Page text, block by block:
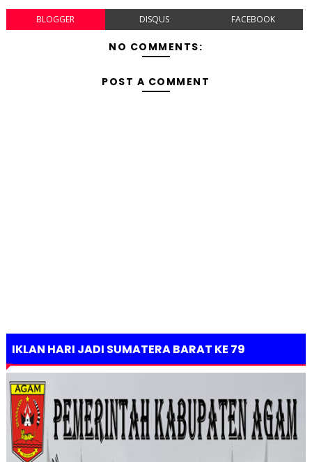
BLOGGER DISQUS FACEBOOK
NO COMMENTS:
POST A COMMENT
IKLAN HARI JADI SUMATERA BARAT KE 79